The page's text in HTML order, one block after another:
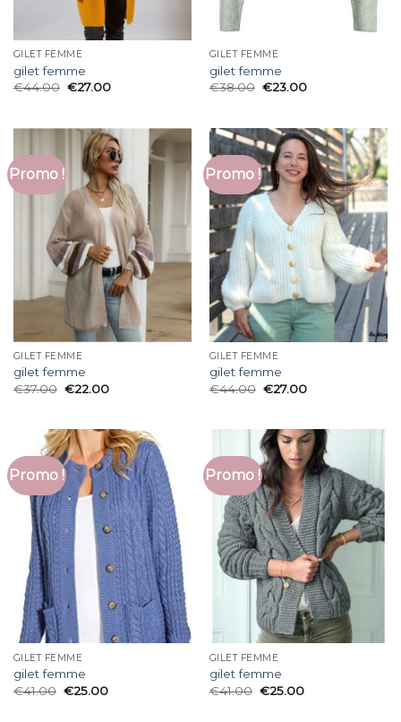
GILET FEMME
gilet femme
€44.00 €27.00
GILET FEMME
gilet femme
€38.00 €23.00
Promo !
GILET FEMME
gilet femme
€37.00 €22.00
Promo !
GILET FEMME
gilet femme
€44.00 €27.00
Promo !
GILET FEMME
gilet femme
€41.00 €25.00
Promo !
GILET FEMME
gilet femme
€41.00 €25.00